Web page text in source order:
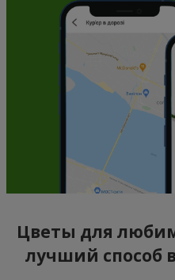
Цветы для
лучший способ